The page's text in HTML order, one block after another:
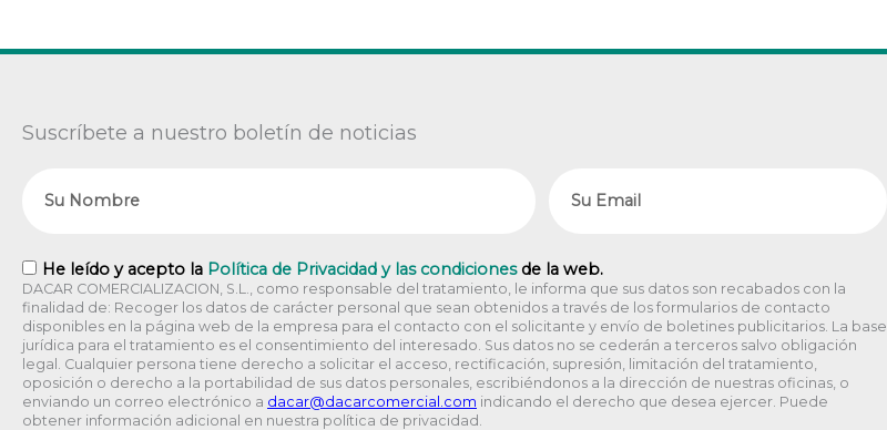
Suscríbete a nuestro boletín de noticias
RGPD
He leído y acepto la Política de Privacidad y las condicionesde la web.
DACAR COMERCIALIZACION, S.L., como responsable del tratamiento, le informa que sus datos son recabados con la
finalidad de: Recoger los datos de carácter personal que sean obtenidos a través de los formularios de contacto
disponibles en la página web de la empresa para el contacto con el solicitante y envío de boletines publicitarios. La base
jurídica para el tratamiento es el consentimiento del interesado. Sus datos no se cederán a terceros salvo obligación
legal. Cualquier persona tiene derecho a solicitar el acceso, rectificación, supresión, limitación del tratamiento,
oposición o derecho a la portabilidad de sus datos personales, escribiéndonos a la dirección de nuestras oficinas, o
enviando un correo electrónico a
moc.laicremocracad
@racad
indicando el derecho que desea ejercer. Puede
obtener información adicional en nuestra política de privacidad.